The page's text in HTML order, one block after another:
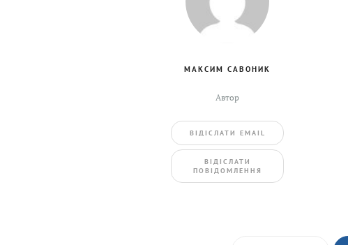
МАКСИМ САВОНИК
Автор
ВIДIСЛАТИ EMAIL
BIДIСЛАТИ
ПОВIДОМЛЕННЯ